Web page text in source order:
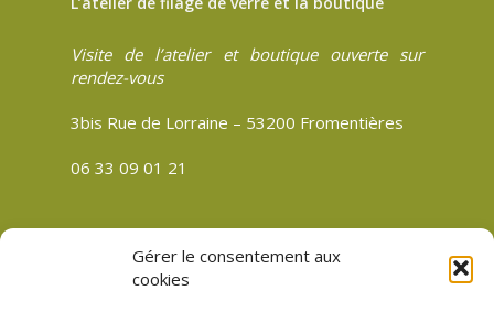
Gérer le consentement aux
cookies
Visite de l’atelier et boutique ouverte sur
rendez-vous
3bis Rue de Lorraine – 53200 Fromentières
06 33 09 01 21